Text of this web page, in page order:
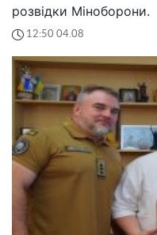
розвідки Міноборони.
12:50 04.08